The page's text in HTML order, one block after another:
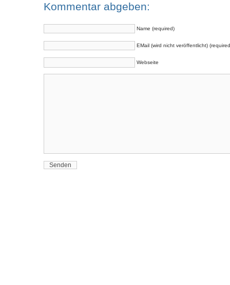
Kommentar abgeben:
Name (required)
EMail (wird nicht veröffentlicht)
Webseite